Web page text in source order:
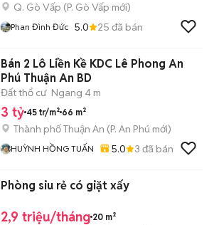
Q. Gò Vấp (P. Gò Vấp mới)
Phan Đình Đức 5.0 25 đã bán
Bán 2 Lô Liền Kề KDC Lê Phong An
Phú Thuận An BD
Đất thổ cư Ngang 4 m
3 tỷ 45 tr/m² 66 m²
Thành phố Thuận An (P. An Phú mới)
HUỲNH HỒNG TUẤN 5.0 3 đã bán
Phòng siu rẻ có giặt xấy
2,9 triệu/tháng 20 m²